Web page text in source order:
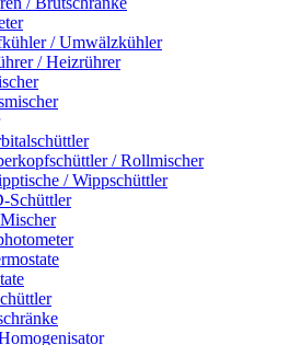
/ Umwälzkühler
/ Heizrührer
/ Rollmischer
/ Wippschüttler
Schüttler